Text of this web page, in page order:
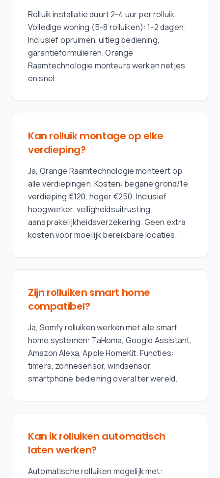
Rolluik installatie duurt 2-4 uur per rolluik.
Volledige woning (5-8 rolluiken): 1-2 dagen.
Inclusief opruimen, uitleg bediening,
garantieformulieren. Orange
Raamtechnologie monteurs werken netjes
en snel.
Kan rolluik montage op elke
verdieping?
Ja, Orange Raamtechnologie monteert op
alle verdiepingen. Kosten: begane grond/1e
verdieping €120, hoger €250. Inclusief
hoogwerker, veiligheidsuitrusting,
aansprakelijkheidsverzekering. Geen extra
kosten voor moeilijk bereikbare locaties.
Zijn rolluiken smart home
compatibel?
Ja, Somfy rolluiken werken met alle smart
home systemen: TaHoma, Google Assistant,
Amazon Alexa, Apple HomeKit. Functies:
timers, zonnesensor, windsensor,
smartphone bediening overal ter wereld.
Kan ik rolluiken automatisch
laten werken?
Automatische rolluiken mogelijk met: